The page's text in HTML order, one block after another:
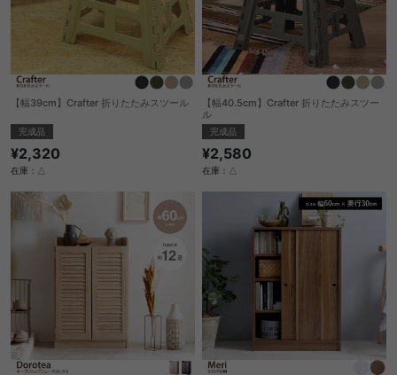
【幅39cm】Crafter 折りたたみスツール
完成品
¥2,320
在庫：△
【幅40.5cm】Crafter 折りたたみスツー
ル
完成品
¥2,580
在庫：△